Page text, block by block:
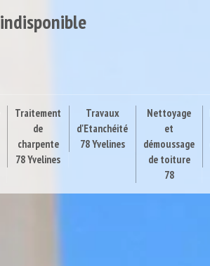
indisponible
Traitement
de
charpente
78 Yvelines
Travaux
d'Etanchéité
78 Yvelines
Nettoyage
et
démoussage
de toiture
78